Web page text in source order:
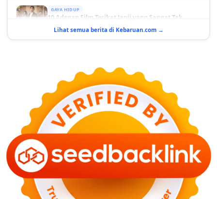
Terduga
NASIONAL
PLN Kalimantan Lakukan Manajemen Beban
Akibat Gangguan PLTGU
29 Juni 2026
KEUANGAN & INVESTASI
Harga Minyak Dunia Hari Ini Naik, WTI dan Brent
30 Juni 2026
Sinopsis Film Marauders, Misteri Perampokan
Bank dengan Konspirasi Tersembunyi
30 Juni 2026
Lihat semua berita di Kebaruan.com →